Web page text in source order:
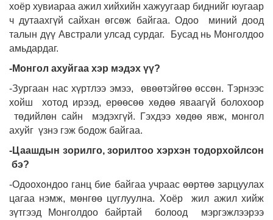
хоёр хувиараа ажил хийхийн хажуугаар биднийг юугаар
ч дутаахгүй сайхан өгсөж байгаа. Одоо миний доод
талын дүү Австрали улсад сурдаг. Бусад нь Монголдоо
амьдардаг.
-Монгол ахуйгаа хэр мэдэх үү?
-Зургаан нас хүртлээ эмээ, өвөөтэйгөө өссөн. Тэрнээс
хойш хотод ирээд, ерөөсөө хөдөө яваагүй болохоор
төдийлөн сайн мэдэхгүй. Гэхдээ хөдөө явж, монгол
ахуйг үзнэ гэж бодож байгаа.
-Цаашдын зорилго, зорилтоо хэрхэн тодорхойлсон
бэ?
-Одоохондоо ганц бие байгаа учраас өөртөө зарцуулах
цагаа нэмж, мөнгөө цуглуулна. Хоёр жил ажил хийж
зүтгээд Монголдоо байртай болоод мэргэжлээрээ